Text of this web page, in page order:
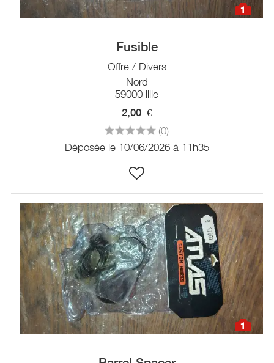
1
Fusible
Offre / Divers
Nord
59000 lille
2,00 €
(0)
Déposée le 10/06/2026 à 11h35
1